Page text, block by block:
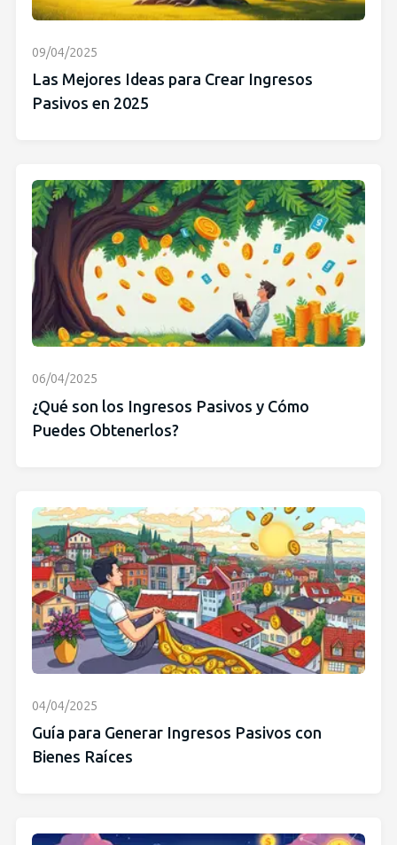
09/04/2025
Las Mejores Ideas para Crear Ingresos
Pasivos en 2025
06/04/2025
¿Qué son los Ingresos Pasivos y Cómo
Puedes Obtenerlos?
04/04/2025
Guía para Generar Ingresos Pasivos con
Bienes Raíces